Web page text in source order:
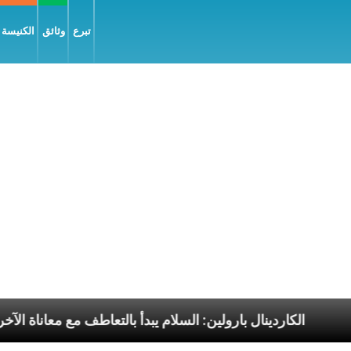
وثائق تبرع
الكاردينال بارولين: السلام يبدأ الرسوليّة